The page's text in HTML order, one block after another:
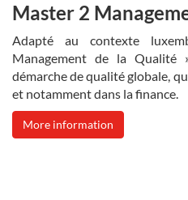
Master 2
Adapté au contexte
Management de la Qualité
démarche de qualité globale,
et notamment dans la finance.
More information